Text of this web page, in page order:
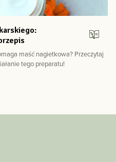
maść nagietkowa? Przeczytaj
tego preparatu!